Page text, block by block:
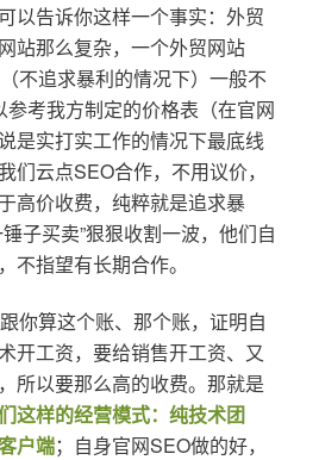
以告诉你这样一个事实：外贸
站那么复杂，一个外贸网站
不追求暴利的情况下）一般不
考我方制定的价格表（在官网
是实打实工作的情况下最底线
们云点SEO合作，不用议价，
高价收费，纯粹就是追求暴
子买卖”狠狠收割一波，他们自
不指望有长期合作。
你算这个账、那个账，证明自
开工资，要给销售开工资、又
所以要那么高的收费。那就是
这样的经营模式：纯技术团
户端；自身官网SEO做的好，